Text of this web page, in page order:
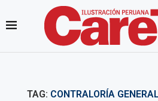
TAG: CONTRALORÍA